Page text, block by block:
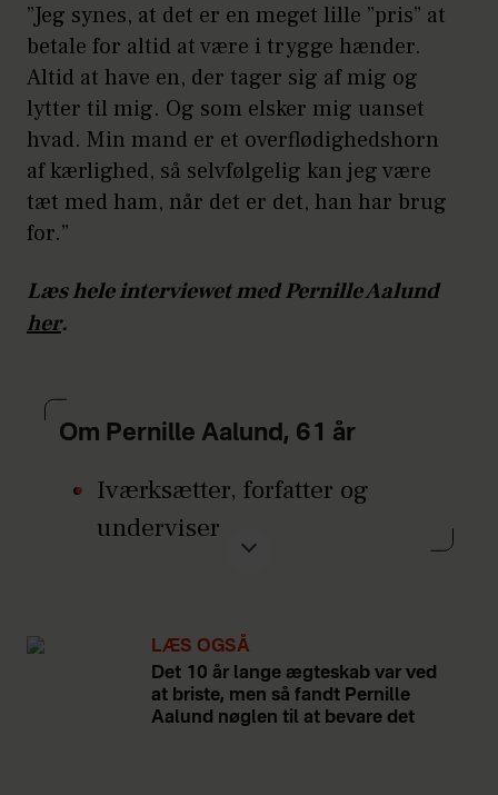
”Jeg synes, at det er en meget lille ”pris” at
betale for altid at være i trygge hænder.
Altid at have en, der tager sig af mig og
lytter til mig. Og som elsker mig uanset
hvad. Min mand er et overflødighedshorn
af kærlighed, så selvfølgelig kan jeg være
tæt med ham, når det er det, han har brug
for.”
Læs hele interviewet med Pernille Aalund
her.
Om Pernille Aalund, 61 år
Iværksætter, forfatter og
underviser
budskaber og øvelser der kan
forvandle dit liv”.
Tidligere tv-vært og magasin-
LÆS OGSÅ
Det 10 år lange ægteskab var ved
at briste, men så fandt Pernille
Aalund nøglen til at bevare det